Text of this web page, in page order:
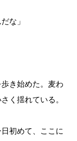
な」
き始めた。麦わ
く揺れている。
初めて、ここに